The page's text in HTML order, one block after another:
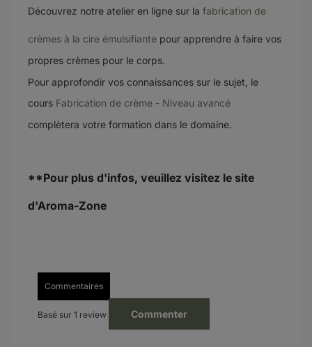
Découvrez notre atelier en ligne sur la fabrication de
crèmes à la cire émulsifiante pour apprendre à faire vos
propres crèmes pour le corps.
Pour approfondir vos connaissances sur le sujet, le
cours Fabrication de crème - Niveau avancé
complètera votre formation dans le domaine.
**Pour plus d'infos, veuillez visitez le site
d'Aroma-Zone
Commentaires
Basé sur 1 review Commenter